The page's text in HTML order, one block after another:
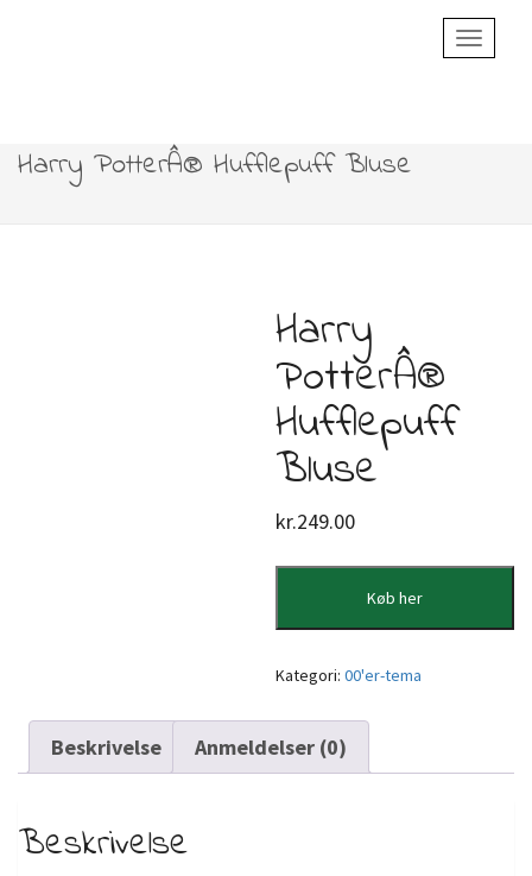
Toggle
Harry PotterÂ® Hufflepuff Bluse
Harry
PotterÂ®
Hufflepuff
Bluse
kr.249.00
Køb her
Kategori:00'er-tema
Beskrivelse Anmeldelser (0)
Beskrivelse